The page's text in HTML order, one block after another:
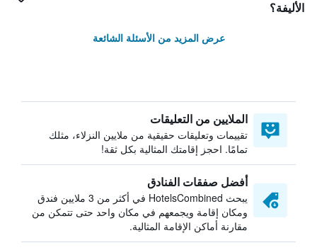
الأليفة؟
عرض المزيد من الأسئلة الشائعة
الملايين من التعليقات
تقييمات وتعليقات حقيقية من ملايين النزلاء، مثلك
تمامًا. احجز إقامتك المثالية بكل ثقة!
أفضل صفقات الفنادق
يبحث HotelsCombined في أكثر من 3 ملايين فندق
ومكان إقامة ويجمعهم في مكان واحد حتى تتمكن من
مقارنة أماكن الإقامة المثالية.